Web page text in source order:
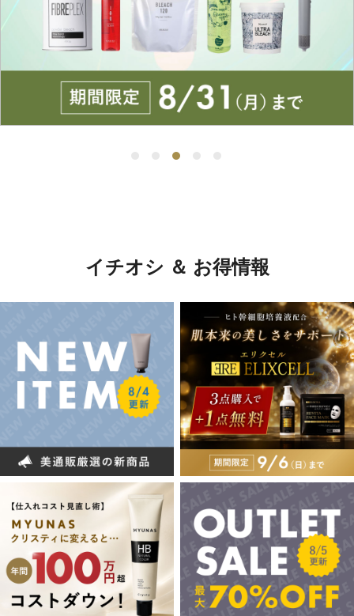
イチオシ ＆ お得情報